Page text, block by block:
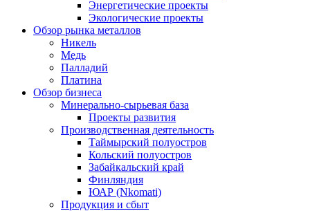
Энергетические проекты
Экологические проекты
Обзор рынка металлов
Никель
Медь
Палладий
Платина
Обзор бизнеса
Минерально-сырьевая база
Проекты развития
Производственная деятельность
Таймырский полуостров
Кольский полуостров
Забайкальский край
Финляндия
ЮАР (Nkomati)
Продукция и сбыт